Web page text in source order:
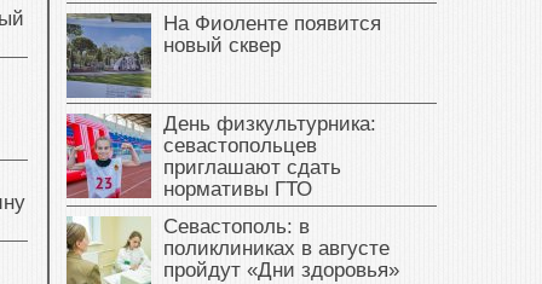
На Фиоленте появится
новый сквер
День физкультурника:
севастопольцев
приглашают сдать
нормативы ГТО
Севастополь: в
поликлиниках в августе
пройдут «Дни здоровья»